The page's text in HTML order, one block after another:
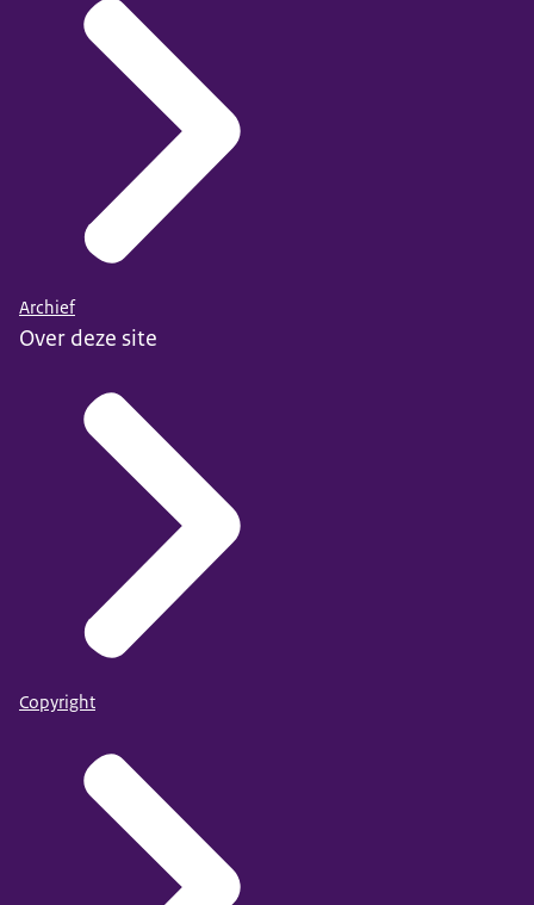
Archief
Over deze site
Copyright